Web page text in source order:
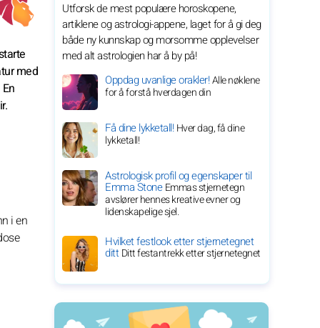
med
i en
Utforsk de mest populære horoskopene,
artiklene og astrologi-appene, laget for å gi deg
både ny kunnskap og morsomme opplevelser
med alt astrologien har å by på!
Oppdag uvanlige orakler!Alle nøklene
for å forstå hverdagen din
Få dine lykketall!Hver dag, få dine
lykketall!
Astrologisk profil og egenskaper til
Emma StoneEmmas stjernetegn
avslører hennes kreative evner og
lidenskapelige sjel.
Hvilket festlook etter stjernetegnet
dittDitt festantrekk etter stjernetegnet